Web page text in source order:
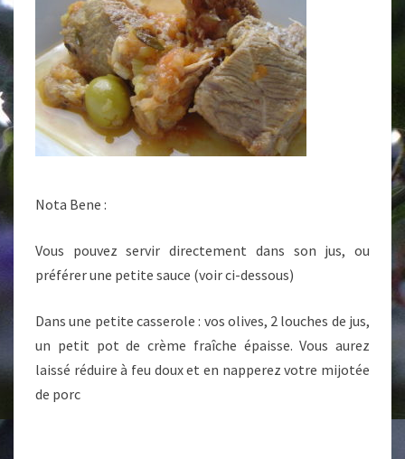
Nota Bene :
Vous pouvez servir directement dans son jus, ou
préférer une petite sauce (voir ci-dessous)
Dans une petite casserole : vos olives, 2 louches de jus,
un petit pot de crème fraîche épaisse. Vous aurez
laissé réduire à feu doux et en napperez votre mijotée
de porc